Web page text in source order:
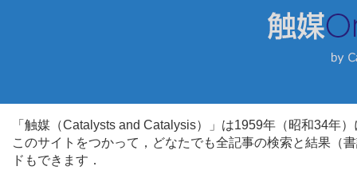
「触媒（Catalysts and Catalysis）」は1959年（昭和34年
このサイトをつかって，どなたでも全記事の検索と結果（
ドもできます．